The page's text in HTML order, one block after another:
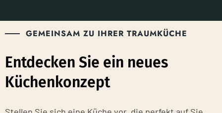
GEMEINSAM ZU IHRER TRAUMKÜCHE
Entdecken Sie ein neues
Küchenkonzept